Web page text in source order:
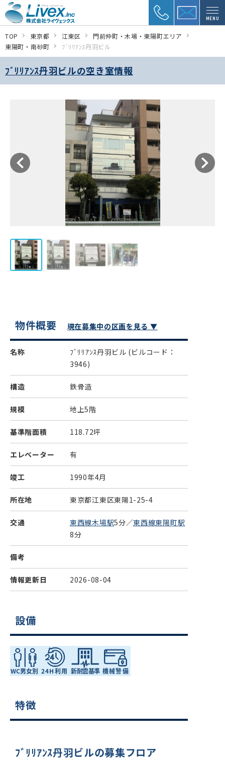
MENU
TOP 東京都 江東区
門前仲町・木場・東陽町エリア
東陽町・南砂町
ﾌﾞﾘﾘｱﾝｽ丹羽ビル
ﾌﾞﾘﾘｱﾝｽ丹羽ビルの空き室情報
物件概要 現在募集中の区画を見る ▼
名称 ﾌﾞﾘﾘｱﾝｽ丹羽ビル (ビルコード：
3946)
構造 鉄骨造
規模 地上5階
基準階面積 118.72坪
エレベーター 有
竣工 1990年4月
所在地 東京都江東区東陽1-25-4
交通 東西線木場駅5分／東西線東陽町駅
8分
備考
情報更新日 2026-08-04
設備
特徴
ﾌﾞﾘﾘｱﾝｽ丹羽ビルの募集フロア